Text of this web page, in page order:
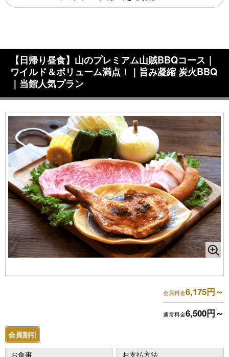
【日帰り昼食】山のプレミアム山賊BBQコース｜
ワイルド＆ボリューム満点！｜旨み凝縮 炭火BBQ
｜当館人気プラン
会員料金6,175円～
通常料金6,500円～
会員割引
お食事
お支払方法